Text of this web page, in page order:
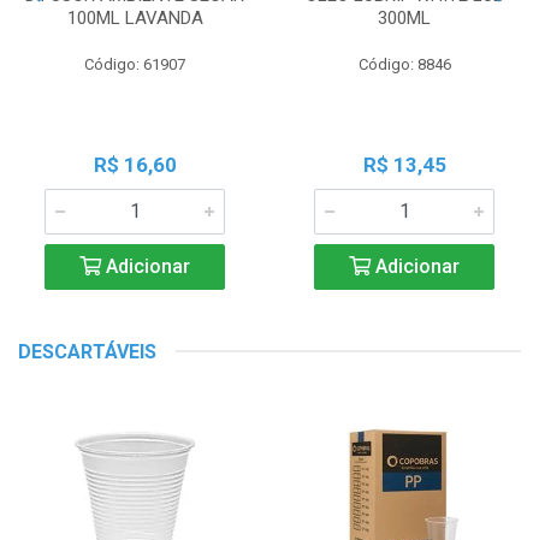
100ML LAVANDA
Código: 61907
R$ 16,60
Adicionar
300ML
Código: 8846
R$ 13,45
Adicionar
DESCARTÁVEIS